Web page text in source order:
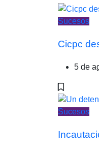
Sucesos
Cicpc
5 de
Sucesos